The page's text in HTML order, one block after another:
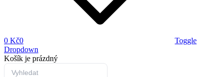
0 Kč0
Toggle
Dropdown
Košík je prázdný